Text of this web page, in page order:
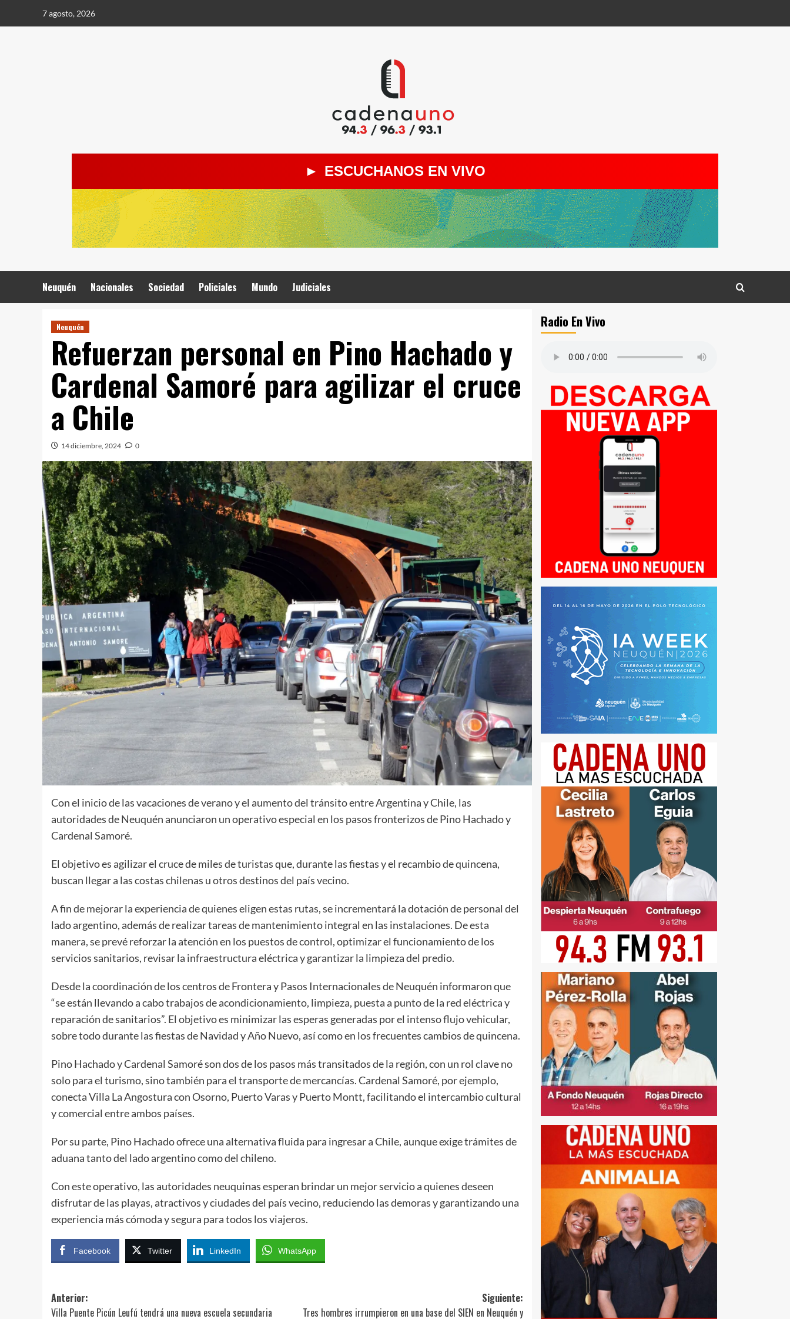
7 agosto, 2026
► ESCUCHANOS EN VIVO
Neuquén Nacionales Sociedad Policiales Mundo Judiciales
Neuquén
Refuerzan personal en Pino Hachado y
Cardenal Samoré para agilizar el cruce
a Chile
14 diciembre, 2024 0
Con el inicio de las vacaciones de verano y el aumento del tránsito entre Argentina y Chile, las
autoridades de Neuquén anunciaron un operativo especial en los pasos fronterizos de Pino Hachado y
Cardenal Samoré.
El objetivo es agilizar el cruce de miles de turistas que, durante las fiestas y el recambio de quincena,
buscan llegar a las costas chilenas u otros destinos del país vecino.
A fin de mejorar la experiencia de quienes eligen estas rutas, se incrementará la dotación de personal del
lado argentino, además de realizar tareas de mantenimiento integral en las instalaciones. De esta
manera, se prevé reforzar la atención en los puestos de control, optimizar el funcionamiento de los
servicios sanitarios, revisar la infraestructura eléctrica y garantizar la limpieza del predio.
Desde la coordinación de los centros de Frontera y Pasos Internacionales de Neuquén informaron que
“se están llevando a cabo trabajos de acondicionamiento, limpieza, puesta a punto de la red eléctrica y
reparación de sanitarios”. El objetivo es minimizar las esperas generadas por el intenso flujo vehicular,
sobre todo durante las fiestas de Navidad y Año Nuevo, así como en los frecuentes cambios de quincena.
Pino Hachado y Cardenal Samoré son dos de los pasos más transitados de la región, con un rol clave no
solo para el turismo, sino también para el transporte de mercancías. Cardenal Samoré, por ejemplo,
conecta Villa La Angostura con Osorno, Puerto Varas y Puerto Montt, facilitando el intercambio cultural
y comercial entre ambos países.
Por su parte, Pino Hachado ofrece una alternativa fluida para ingresar a Chile, aunque exige trámites de
aduana tanto del lado argentino como del chileno.
Con este operativo, las autoridades neuquinas esperan brindar un mejor servicio a quienes deseen
disfrutar de las playas, atractivos y ciudades del país vecino, reduciendo las demoras y garantizando una
experiencia más cómoda y segura para todos los viajeros.
Facebook Twitter LinkedIn WhatsApp
Navegación
Anterior:
Villa Puente Picún Leufú tendrá una nueva escuela secundaria
Siguiente:
Tres hombres irrumpieron en una base del SIEN en Neuquén y
Radio En Vivo